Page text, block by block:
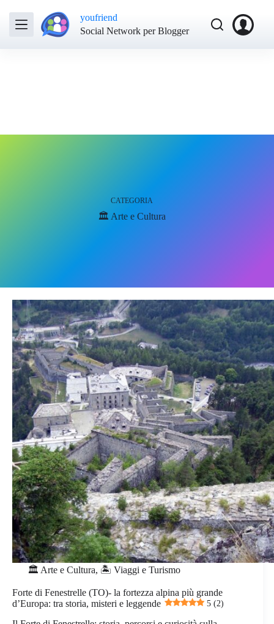
youfriend
Social Network per Blogger
CATEGORIA
🏛️ Arte e Cultura
🏛️ Arte e Cultura, 🏝️ Viaggi e Turismo
Forte di Fenestrelle (TO)- la fortezza alpina più grande
d’Europa: tra storia, misteri e leggende
5 (2)